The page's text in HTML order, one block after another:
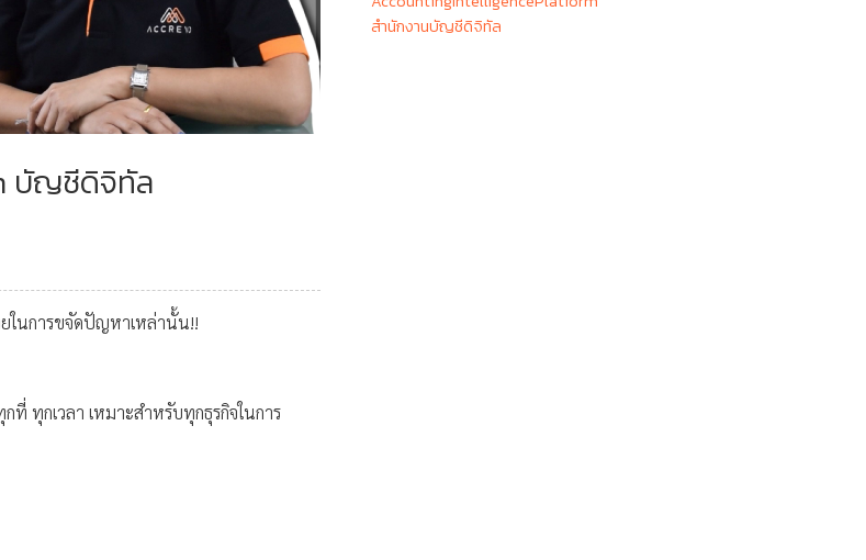
บัญชีดิจิทัล
ในการขจัดปัญหาเหล่านั้น!!
ทุกเวลา เหมาะสำหรับทุกธุรกิจในการ
สำนักงานบัญชีดิจิทัล